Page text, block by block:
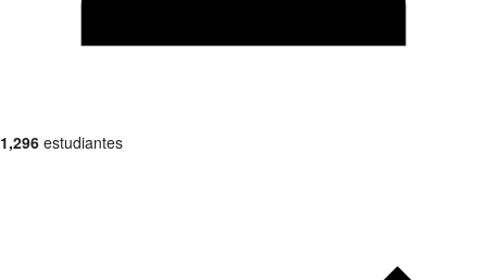
1,296 estudiantes